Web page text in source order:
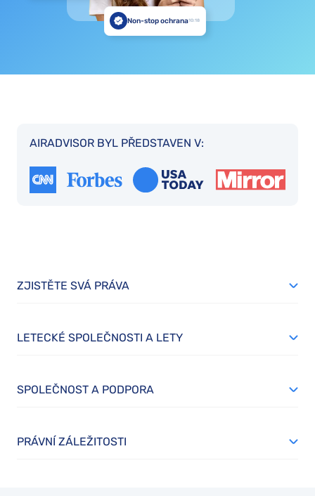
Non-stop ochrana10:18
AIRADVISOR BYL PŘEDSTAVEN V:
ZJISTĚTE SVÁ PRÁVA
LETECKÉ SPOLEČNOSTI A LETY
SPOLEČNOST A PODPORA
PRÁVNÍ ZÁLEŽITOSTI